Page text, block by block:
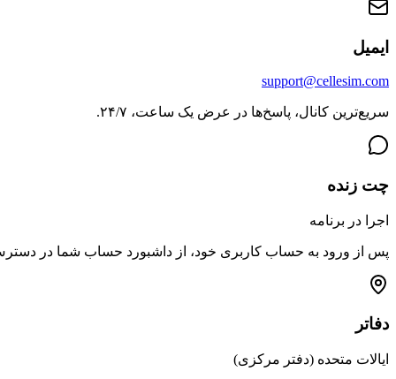
ایمیل
support@cellesim.com
سریع‌ترین کانال، پاسخ‌ها در عرض یک ساعت، ۲۴/۷.
چت زنده
اجرا در برنامه
پس از ورود به حساب کاربری خود، از داشبورد حساب شما در
دفاتر
ایالات متحده (دفتر مرکزی)